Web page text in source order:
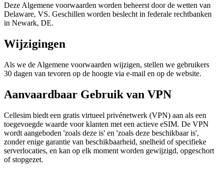
Deze Algemene voorwaarden worden beheerst door de wetten van
Delaware, VS. Geschillen worden beslecht in federale rechtbanken
in Newark, DE.
Wijzigingen
Als we de Algemene voorwaarden wijzigen, stellen we gebruikers
30 dagen van tevoren op de hoogte via e-mail en op de website.
Aanvaardbaar Gebruik van VPN
Cellesim biedt een gratis virtueel privénetwerk (VPN) aan als een
toegevoegde waarde voor klanten met een actieve eSIM. De VPN
wordt aangeboden 'zoals deze is' en 'zoals deze beschikbaar is',
zonder enige garantie van beschikbaarheid, snelheid of specifieke
serverlocaties, en kan op elk moment worden gewijzigd, opgeschort
of stopgezet.